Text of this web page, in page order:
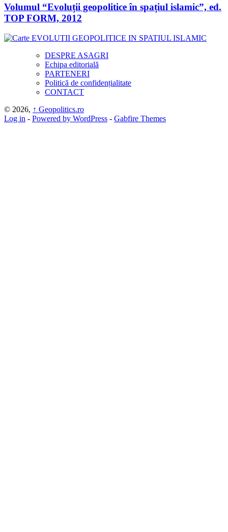
Volumul “Evoluții geopolitice în spațiul islamic”, ed.
TOP FORM, 2012
DESPRE ASAGRI
Echipa editorială
PARTENERI
Politică de confidențialitate
CONTACT
© 2026, ↑ Geopolitics.ro
Log in - Powered by WordPress - Gabfire Themes